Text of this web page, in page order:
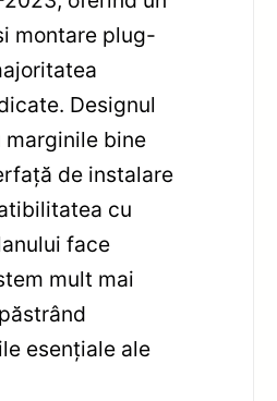
montare plug-
Designul
marginile bine
de instalare
cu
face
mult mai
esențiale ale